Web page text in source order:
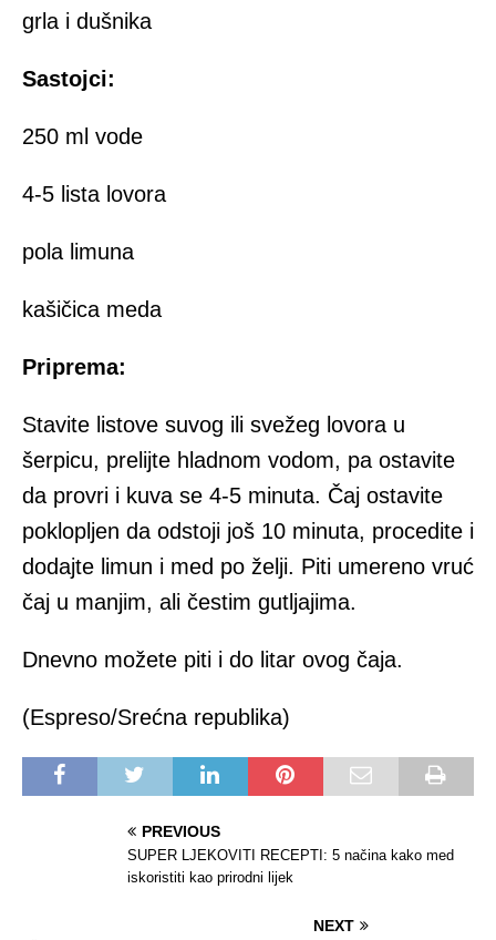
grla i dušnika
Sastojci:
250 ml vode
4-5 lista lovora
pola limuna
kašičica meda
Priprema:
Stavite listove suvog ili svežeg lovora u
šerpicu, prelijte hladnom vodom, pa ostavite
da provri i kuva se 4-5 minuta. Čaj ostavite
poklopljen da odstoji još 10 minuta, procedite i
dodajte limun i med po želji. Piti umereno vruć
čaj u manjim, ali čestim gutljajima.
Dnevno možete piti i do litar ovog čaja.
(Espreso/Srećna republika)
PREVIOUS
SUPER LJEKOVITI RECEPTI: 5 načina kako med
iskoristiti kao prirodni lijek
NEXT